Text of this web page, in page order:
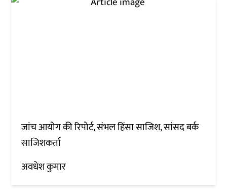
जांच आयोग की रिपोर्ट, संभल हिंसा साजिश, सांसद बर्क
साजिशकर्ता
अवधेश कुमार